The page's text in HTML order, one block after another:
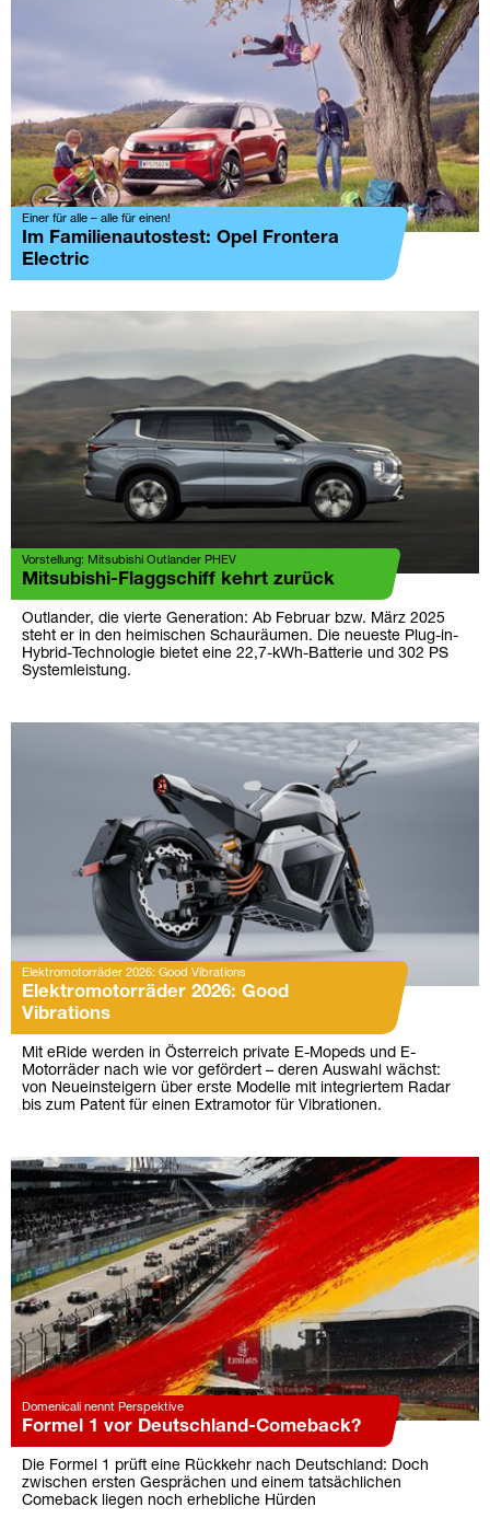
Einer für alle – alle für einen!
Im Familienautostest: Opel Frontera
Electric
Vorstellung: Mitsubishi Outlander PHEV
Mitsubishi-Flaggschiff kehrt zurück
Outlander, die vierte Generation: Ab Februar bzw. März 2025
steht er in den heimischen Schauräumen. Die neueste Plug-in-
Hybrid-Technologie bietet eine 22,7-kWh-Batterie und 302 PS
Systemleistung.
Elektromotorräder 2026: Good Vibrations
Elektromotorräder 2026: Good
Vibrations
Mit eRide werden in Österreich private E-Mopeds und E-
Motorräder nach wie vor gefördert – deren Auswahl wächst:
von Neueinsteigern über erste Modelle mit integriertem Radar
bis zum Patent für einen Extramotor für Vibrationen.
Domenicali nennt Perspektive
Formel 1 vor Deutschland-Comeback?
Die Formel 1 prüft eine Rückkehr nach Deutschland: Doch
zwischen ersten Gesprächen und einem tatsächlichen
Comeback liegen noch erhebliche Hürden